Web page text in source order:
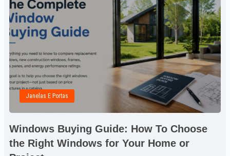
Janelas E Portas
Windows Buying Guide: How To Choose
the Right Windows for Your Home or